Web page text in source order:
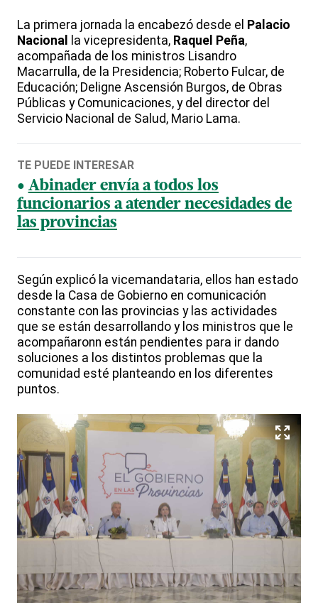
La primera jornada la encabezó desde el Palacio
Nacional
la vicepresidenta, Raquel Peña,
acompañada de los ministros Lisandro
Macarrulla, de la Presidencia; Roberto Fulcar, de
Educación; Deligne Ascensión Burgos, de Obras
Públicas y Comunicaciones, y del director del
Servicio Nacional de Salud, Mario Lama.
TE PUEDE INTERESAR
Abinader envía a todos los
funcionarios a atender necesidades de
las provincias
Según explicó la vicemandataria, ellos han estado
desde la Casa de Gobierno en comunicación
constante con las provincias y las actividades
que se están desarrollando y los ministros que le
acompañaronn están pendientes para ir dando
soluciones a los distintos problemas que la
comunidad esté planteando en los diferentes
puntos.